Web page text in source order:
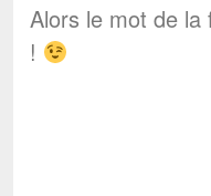
Alors le mot de
!